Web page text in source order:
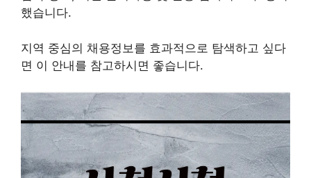
했습니다.
지역 중심의 채용정보를 효과적으로 탐색하고 싶다
면 이 안내를 참고하시면 좋습니다.